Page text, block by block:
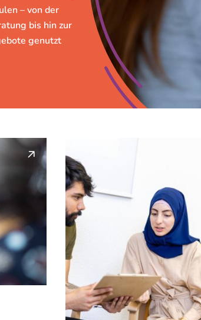
– von der
bis hin zur
genutzt